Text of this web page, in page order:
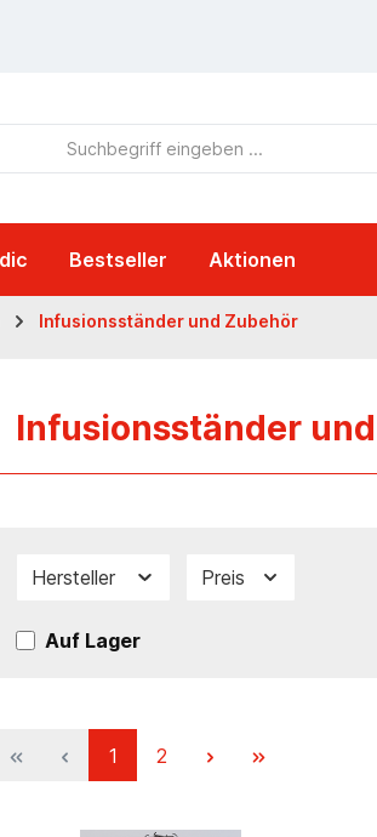
Bestseller Aktionen
Infusionsständer und Zubehör
Infusionsständer
Hersteller Preis
Auf Lager
1 2